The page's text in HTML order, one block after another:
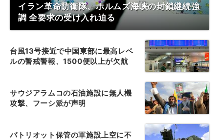
イラン革命防衛隊、ホルムズ海峡の封鎖継続強
調 全要求の受け入れ迫る
台風13号接近で中国東部に最高レベ
ルの警戒警報、1500便以上が欠航
サウジアラムコの石油施設に無人機
攻撃、フーシ派が声明
パトリオット保管の軍施設上空に不